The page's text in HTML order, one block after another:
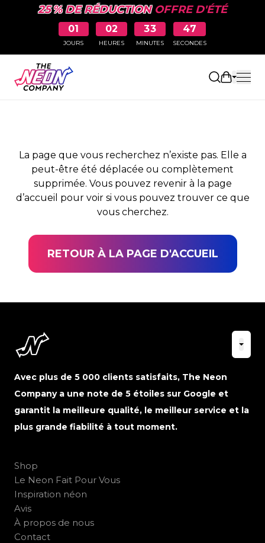
25 % DE RÉDUCTIONOFFRE D'ÉTÉ
01
JOURS
02
HEURES
33
MINUTES
47
SECONDES
Ouvrir le
PAGE NON TROUVÉE
La page que vous recherchez n’existe pas. Elle a
peut-être été déplacée ou complètement
supprimée. Vous pouvez revenir à la page
d’accueil pour voir si vous pouvez trouver ce que
vous cherchez.
RETOUR À LA PAGE D'ACCUEIL
Avec plus de 5 000 clients satisfaits, The Neon
Company a une note de 5 étoiles sur Google et
garantit la meilleure qualité, le meilleur service et la
plus grande fiabilité à tout moment.
Shop
Le Neon Fait Pour Vous
Inspiration néon
Avis
À propos de nous
Contact